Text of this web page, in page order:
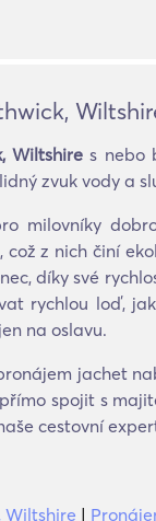
Wiltshire s nebo
zvuk vody a
milovníky
z nich činí
díky své
rychlou loď,
na oslavu.
jachet
spojit s
cestovní
Wiltshire |